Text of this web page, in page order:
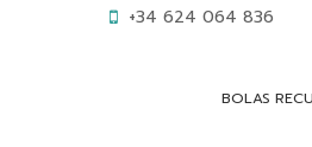
+34 624 064 836
BOLAS